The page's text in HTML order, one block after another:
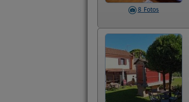
8 Fotos